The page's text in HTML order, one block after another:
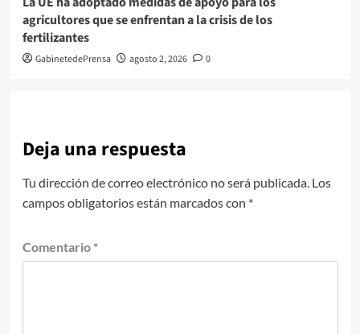
agricultores que se enfrentan a la crisis de los
fertilizantes
GabinetedePrensa agosto 2, 2026 0
Deja una respuesta
Tu dirección de correo electrónico no será publicada. Los
campos obligatorios están marcados con *
Comentario *